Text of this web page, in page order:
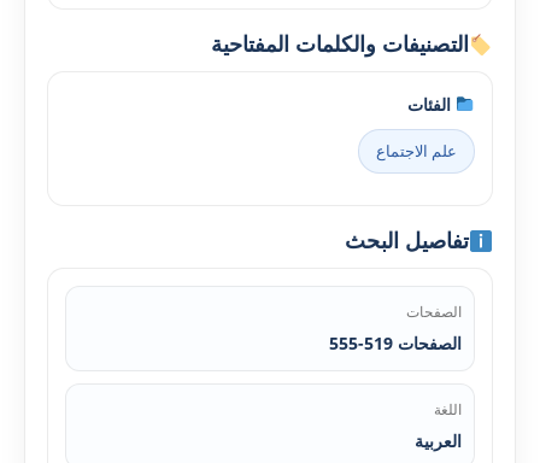
التصنيفات والكلمات المفتاحية
الفئات
علم الاجتماع
تفاصيل البحث
الصفحات
الصفحات 519-555
اللغة
العربية